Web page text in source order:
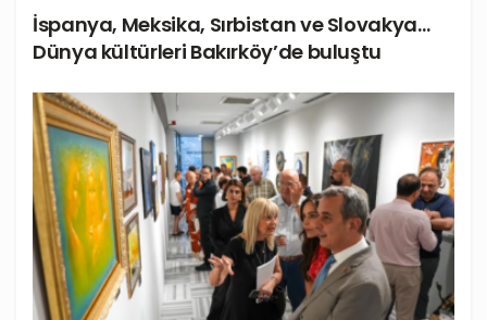
İspanya, Meksika, Sırbistan ve Slovakya…
Dünya kültürleri Bakırköy’de buluştu